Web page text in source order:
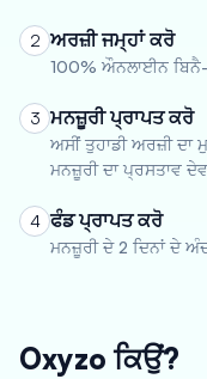
2 ਅਰਜ਼ੀ ਜਮ੍ਹਾਂ ਕਰੋ
100% ਔਨਲਾਈਨ
3 ਮਨਜ਼ੂਰੀ ਪ੍ਰਾਪਤ ਕਰੋ
ਅਸੀਂ ਤੁਹਾਡੀ ਅਰਜ਼ੀ
ਮਨਜ਼ੂਰੀ ਦਾ ਪ੍ਰਸਤਾਵ
4 ਫੰਡ ਪ੍ਰਾਪਤ ਕਰੋ
ਮਨਜ਼ੂਰੀ ਦੇ 2 ਦਿਨਾਂ ਦੇ
Oxyzo ਕਿਉਂ?